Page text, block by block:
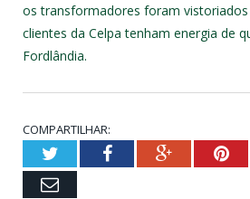
os transformadores foram
clientes da Celpa tenham energia de
Fordlândia.
COMPARTILHAR:
TwitterFacebookGoogle+
Email